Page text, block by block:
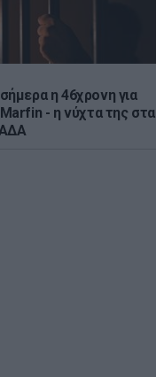
η 46χρονη για
- η νύχτα της στα